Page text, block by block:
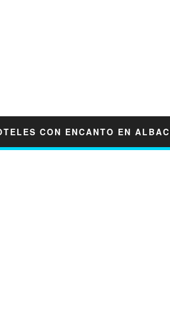
CON ENCANTO EN